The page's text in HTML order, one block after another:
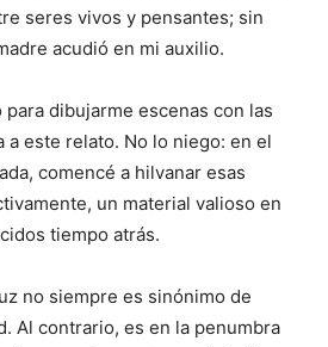
seres vivos y pensantes; sin
acudió en mi auxilio.
dibujarme escenas con las
a este relato. No lo niego: en el
comencé a hilvanar esas
un material valioso en
tiempo atrás.
no siempre es sinónimo de
Al contrario, es en la penumbra